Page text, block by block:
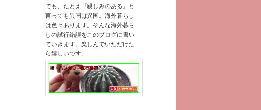
でも、たとえ『親しみのある』と
言っても異国は異国。海外暮らし
は色々あります。そんな海外暮ら
しの試行錯誤をこのブログに書い
ていきます。楽しんでいただけた
ら嬉しいです。